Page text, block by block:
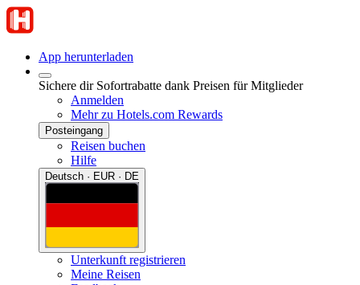
App herunterladen
Sichere dir Sofortrabatte dank Preisen für Mitglieder
Anmelden
Mehr zu Hotels.com Rewards
Posteingang
Reisen buchen
Hilfe
Deutsch · EUR · DE
Unterkunft registrieren
Meine Reisen